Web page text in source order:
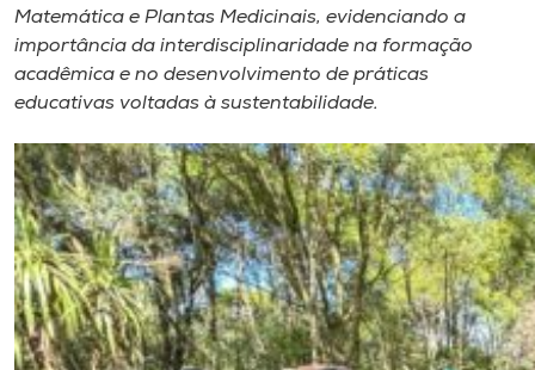
Matemática e Plantas Medicinais, evidenciando a
importância da interdisciplinaridade na formação
acadêmica e no desenvolvimento de práticas
educativas voltadas à sustentabilidade.